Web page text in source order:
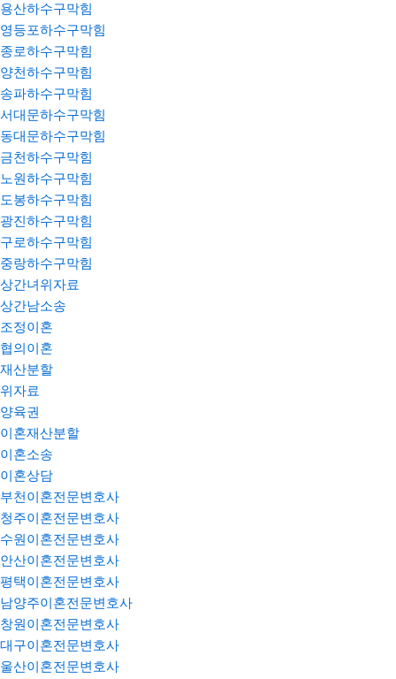
용산하수구막힘
영등포하수구막힘
종로하수구막힘
양천하수구막힘
송파하수구막힘
서대문하수구막힘
동대문하수구막힘
금천하수구막힘
노원하수구막힘
도봉하수구막힘
광진하수구막힘
구로하수구막힘
중랑하수구막힘
상간녀위자료
상간남소송
조정이혼
협의이혼
재산분할
위자료
양육권
이혼재산분할
이혼소송
이혼상담
부천이혼전문변호사
청주이혼전문변호사
수원이혼전문변호사
안산이혼전문변호사
평택이혼전문변호사
남양주이혼전문변호사
창원이혼전문변호사
대구이혼전문변호사
울산이혼전문변호사